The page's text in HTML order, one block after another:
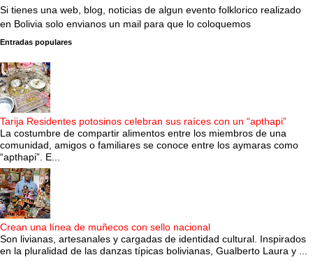
Si tienes una web, blog, noticias de algun evento folklorico realizado
en Bolivia solo envianos un mail para que lo coloquemos
Entradas populares
Tarija Residentes potosinos celebran sus raíces con un “apthapi”
La costumbre de compartir alimentos entre los miembros de una
comunidad, amigos o familiares se conoce entre los aymaras como
“apthapi”. E...
Crean una línea de muñecos con sello nacional
Son livianas, artesanales y cargadas de identidad cultural. Inspirados
en la pluralidad de las danzas típicas bolivianas, Gualberto Laura y ...